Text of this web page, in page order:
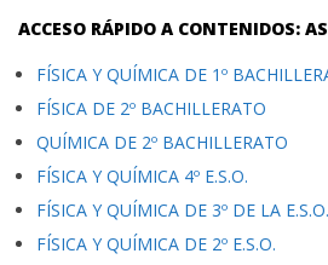
ACCESO RÁPIDO A CONTENIDOS:
FÍSICA Y QUÍMICA DE 1º
FÍSICA DE 2º BACHILLERATO
QUÍMICA DE 2º BACHILLERATO
FÍSICA Y QUÍMICA 4º E.S.O.
FÍSICA Y QUÍMICA DE 3º DE LA E.S.O.
FÍSICA Y QUÍMICA DE 2º E.S.O.